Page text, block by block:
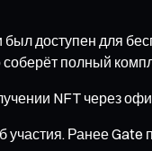
доступен для
полный
NFT через
Ранее